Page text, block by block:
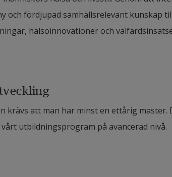
och fördjupad samhällsrelevant kunskap
hälsoinnovationer och
krävs att man har minst en ettårig master.
utbildningsprogram på avancerad nivå.